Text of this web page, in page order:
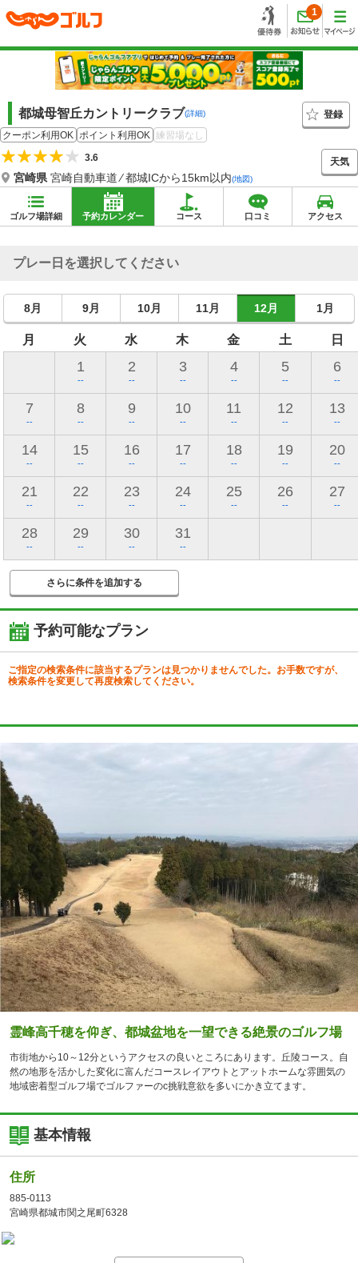
1
都城母智丘カントリークラブ(詳細)
登録
クーポン利用OK ポイント利用OK 練習場なし
3.6
宮崎県宮崎自動車道 ⁄ 都城ICから15km以内(地図)
天気
ゴルフ場詳細 予約カレンダー コース 口コミ アクセス
プレー日を選択してください
8月 9月 10月 11月 12月 1月
月 火 水 木 金 土 日
1
--
2
--
3
--
4
--
5
--
6
--
7
--
8
--
9
--
10
--
11
--
12
--
13
--
14
--
15
--
16
--
17
--
18
--
19
--
20
--
21
--
22
--
23
--
24
--
25
--
26
--
27
--
28
--
29
--
30
--
31
--
さらに条件を追加する
予約可能なプラン
ご指定の検索条件に該当するプランは見つかりませんでした。お手数ですが、
検索条件を変更して再度検索してください。
霊峰高千穂を仰ぎ、都城盆地を一望できる絶景のゴルフ場
市街地から10～12分というアクセスの良いところにあります。丘陵コース。自
然の地形を活かした変化に富んだコースレイアウトとアットホームな雰囲気の
地域密着型ゴルフ場でゴルファーのc挑戦意欲を多いにかき立てます。
基本情報
住所
885-0113
宮崎県都城市関之尾町6328